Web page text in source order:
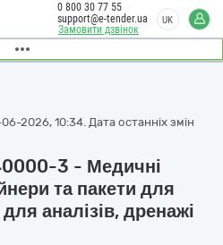
Замовити дзвінок
0 800 30 77 55
support@e-tender.ua
UK
2026, 10:34. Дата останніх змін
3 - Медичні
та пакети для
аналізів, дренажі